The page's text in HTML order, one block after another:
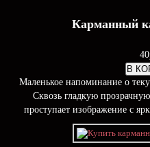
Карманный
40
В
Маленькое напоминание о
Сквозь гладкую
проступает изображение с